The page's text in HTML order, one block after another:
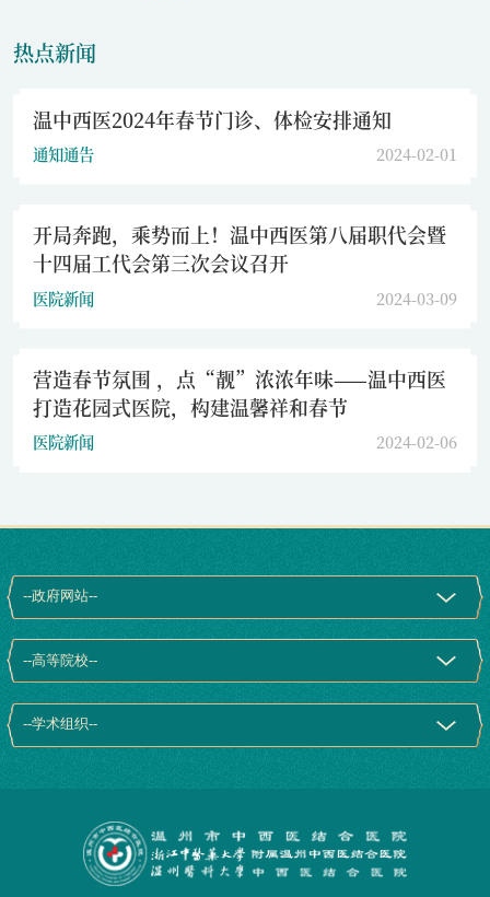
热点新闻
温中西医2024年春节门诊、体检安排通知
通知通告 2024-02-01
开局奔跑，乘势而上！温中西医第八届职代会暨
十四届工代会第三次会议召开
医院新闻 2024-03-09
营造春节氛围 ，点“靓”浓浓年味——温中西医
打造花园式医院，构建温馨祥和春节
医院新闻 2024-02-06